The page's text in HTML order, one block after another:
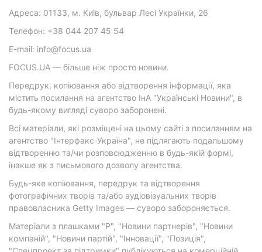
Адреса: 01133, м. Київ, бульвар Лесі Українки, 26
Телефон: +38 044 207 45 54
E-mail: info@focus.ua
FOCUS.UA — більше ніж просто новини.
Передрук, копіювання або відтворення інформації, яка
містить посилання на агентство ІнА "Українські Новини", в
будь-якому вигляді суворо заборонені.
Всі матеріали, які розміщені на цьому сайті з посиланням на
агентство "Інтерфакс-Україна", не підлягають подальшому
відтворенню та/чи розповсюдженню в будь-якій формі,
інакше як з письмового дозволу агентства.
Будь-яке копіювання, передрук та відтворення
фотографічних творів та/або аудіовізуальних творів
правовласника Getty Images — суворо забороняється.
Матеріали з плашками "Р", "Новини партнерів", "Новини
компаній", "Новини партій", "Інновації", "Позиція",